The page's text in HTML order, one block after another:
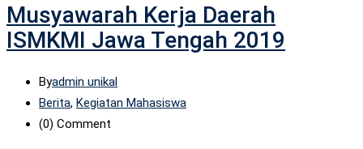
Musyawarah Kerja Daerah
ISMKMI Jawa Tengah 2019
Byadmin unikal
Berita, Kegiatan Mahasiswa
(0) Comment